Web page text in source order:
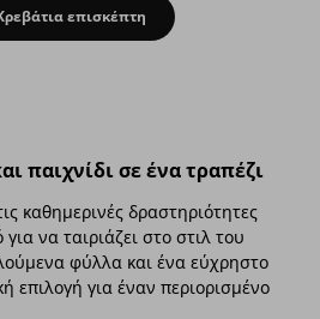
καναπές σε κρεβάτι επισκέπτη
επισκέπτη
παιχνίδι σε ένα τραπέζι
καθημερινές δραστηριότητες
να ταιριάζει στο στιλ του
φύλλα και ένα εύχρηστο
επιλογή για έναν περιορισμένο